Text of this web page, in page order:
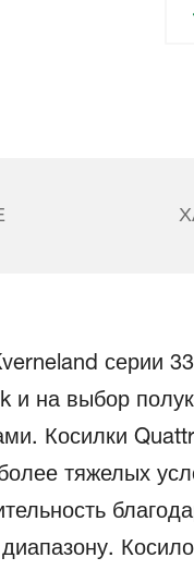
серии
и на выбор
Косилки
тяжелых